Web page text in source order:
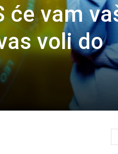
će vam
voli do